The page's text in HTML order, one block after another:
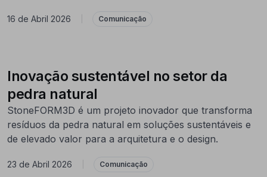
16 de Abril 2026 Comunicação
Inovação sustentável no setor da
pedra natural
StoneFORM3D é um projeto inovador que transforma
resíduos da pedra natural em soluções sustentáveis e
de elevado valor para a arquitetura e o design.
23 de Abril 2026 Comunicação